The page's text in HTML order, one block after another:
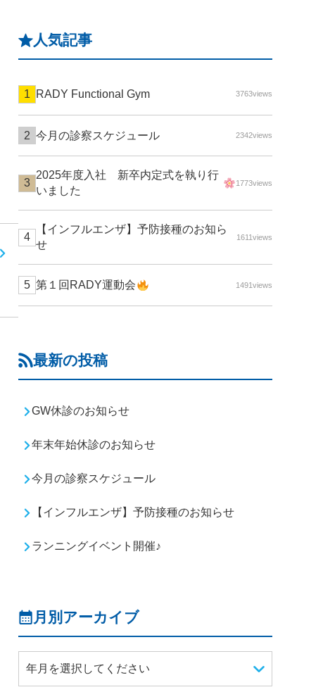
人気記事
RADY Functional Gym 3763views
今月の診察スケジュール 2342views
2025年度入社 新卒内定式を執り行
いました
1773views
【インフルエンザ】予防接種のお知ら
せ
1611views
第１回RADY運動会 1491views
最新の投稿
GW休診のお知らせ
年末年始休診のお知らせ
今月の診察スケジュール
【インフルエンザ】予防接種のお知らせ
ランニングイベント開催♪
月別アーカイブ
年月を選択してください